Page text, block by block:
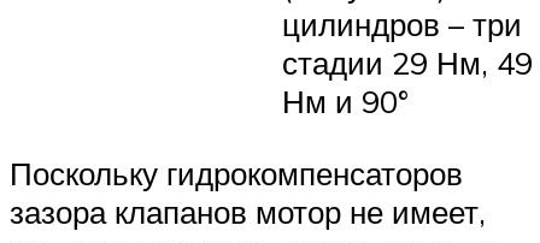
цилиндров – три
стадии 29 Нм, 49
Нм и 90°
Поскольку гидрокомпенсаторов
зазора клапанов мотор не имеет,